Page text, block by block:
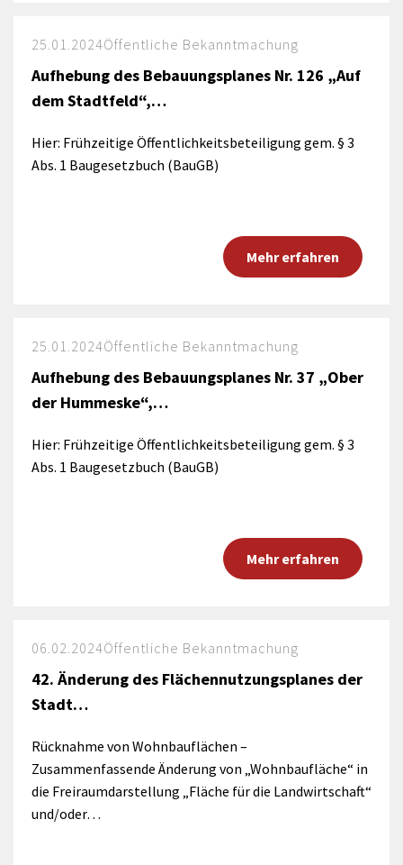
25.01.2024Öffentliche Bekanntmachung
Aufhebung des Bebauungsplanes Nr. 126 „Auf
dem Stadtfeld“,…
Hier: Frühzeitige Öffentlichkeitsbeteiligung gem. § 3
Abs. 1 Baugesetzbuch (BauGB)
Mehr erfahren
25.01.2024Öffentliche Bekanntmachung
Aufhebung des Bebauungsplanes Nr. 37 „Ober
der Hummeske“,…
Hier: Frühzeitige Öffentlichkeitsbeteiligung gem. § 3
Abs. 1 Baugesetzbuch (BauGB)
Mehr erfahren
06.02.2024Öffentliche Bekanntmachung
42. Änderung des Flächennutzungsplanes der
Stadt…
Rücknahme von Wohnbauflächen –
Zusammenfassende Änderung von „Wohnbaufläche“ in
die Freiraumdarstellung „Fläche für die Landwirtschaft“
und/oder…